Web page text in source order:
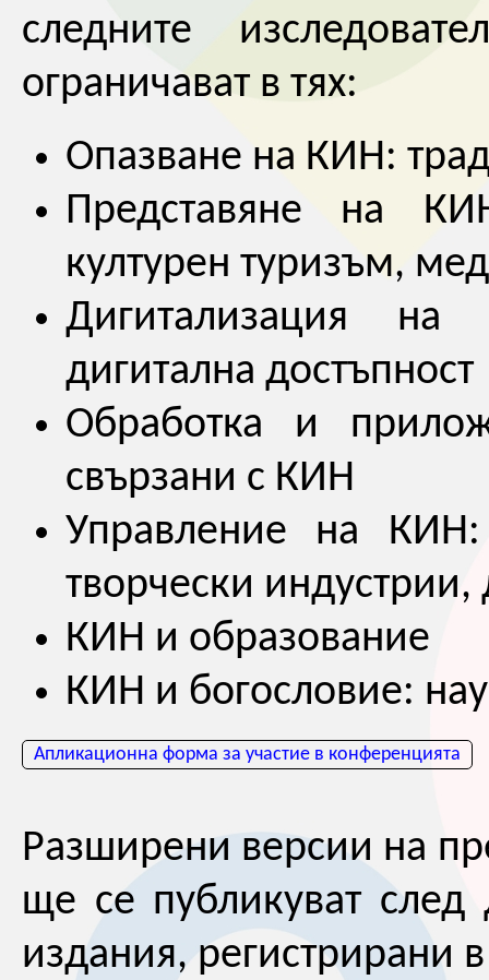
следните
ограничават в тях:
Опазване на КИН:
Представяне на
културен туризъм,
Дигитализация
дигитална достъпност
Обработка и
свързани с КИН
Управление на КИН:
творчески индустрии,
КИН и образование
КИН и богословие:
Апликационна форма за участие в конференцията
Разширени версии на
ще се публикуват
издания, регистрирани